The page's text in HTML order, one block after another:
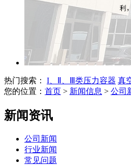
热门搜索： I、Ⅱ、Ⅲ类压力容器 真
您的位置： 首页 > 新闻信息 > 公司
新闻资讯
公司新闻
行业新闻
常见问题